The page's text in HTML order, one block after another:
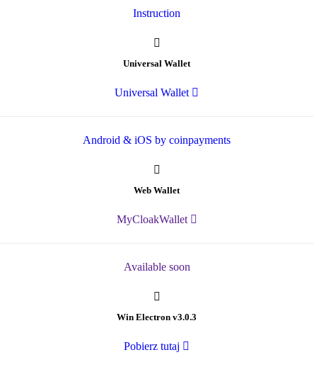
Instruction
Universal Wallet
Universal Wallet
Android & iOS by coinpayments
Web Wallet
MyCloakWallet
Available soon
Win Electron v3.0.3
Pobierz tutaj